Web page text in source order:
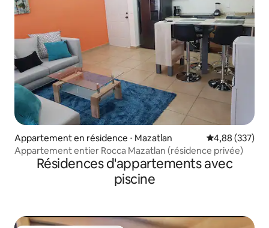
Appartement en résidence ⋅ Mazatlan Évaluation
4,88 (337)
Appartement entier Rocca Mazatlan (résidence privée)
Résidences d'appartements avec
piscine